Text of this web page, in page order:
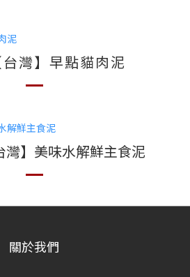
灣】早點貓肉泥
灣】美味水解鮮主食泥
關於我們